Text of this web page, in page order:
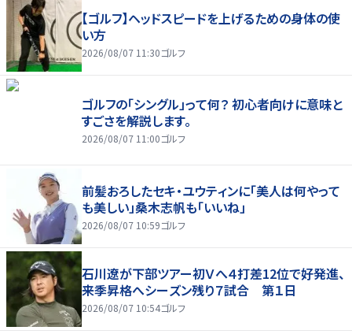
【ゴルフ】ヘッドスピードを上げるための身体の使
い方
2026/08/07 11:30ゴルフ
ゴルフの「シングル」って何？ 初心者向けに意味と
すごさを解説します。
2026/08/07 11:00ゴルフ
前髪おろしたセキ・ユウティンに「美人は何やって
も美しい」桑木志帆も「いいね」
2026/08/07 10:59ゴルフ
石川遼が下部ツアー初Ｖへ４打差12位で好発進、
来季昇格へシーズン残り７試合 第１日
2026/08/07 10:54ゴルフ